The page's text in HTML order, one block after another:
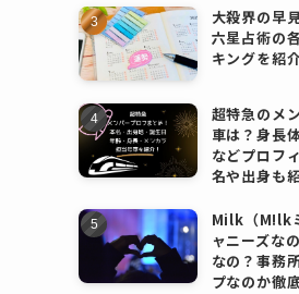
大殺界の早
六星占術の
キングを紹介
超特急のメ
車は？身長
などプロフ
名や出身も
Milk（M!lk
ャニーズな
なの？事務
プなのか徹